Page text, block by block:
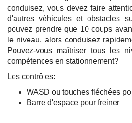
conduisez, vous devez faire
d'autres véhicules et obstacles
pouvez prendre que 10 coups
le niveau, alors conduisez
Pouvez-vous maîtriser tous les
compétences en stationnement?
Les contrôles:
WASD ou touches fléchées
Barre d'espace pour freiner